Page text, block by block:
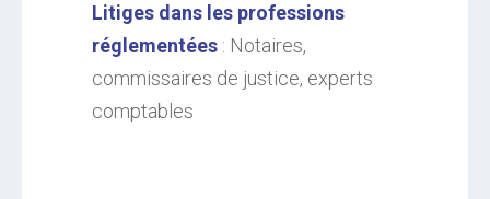
Litiges dans les professions
réglementées : Notaires,
commissaires de justice, experts
comptables